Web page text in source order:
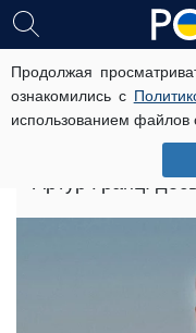
Продолжая
ознакомились с
использованием файлов
Артур Гранц:
Главная » Досье
Артур Гранц:
Артур Гранц: